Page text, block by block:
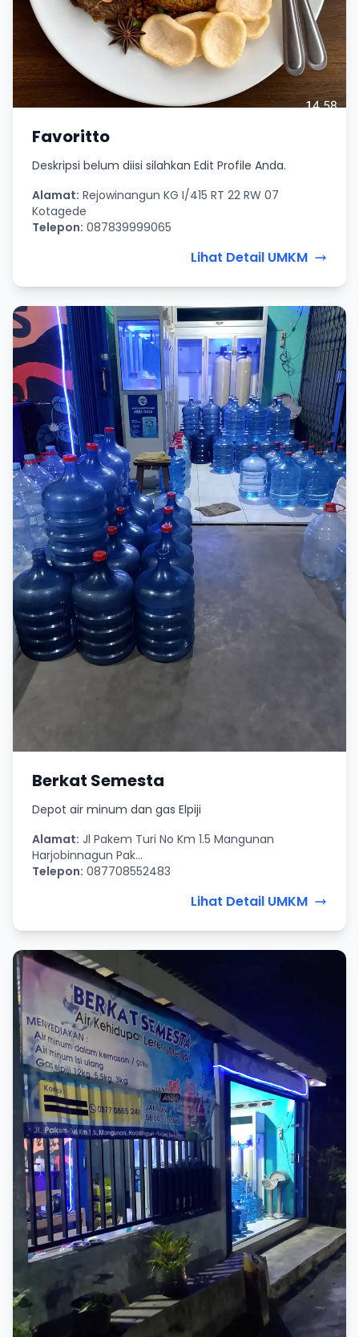
Favoritto
Deskripsi belum diisi silahkan Edit Profile Anda.
Alamat: Rejowinangun KG I/415 RT 22 RW 07
Kotagede
Telepon: 087839999065
Lihat Detail UMKM
Berkat Semesta
Depot air minum dan gas Elpiji
Alamat: Jl Pakem Turi No Km 1.5 Mangunan
Harjobinnagun Pak...
Telepon: 087708552483
Lihat Detail UMKM